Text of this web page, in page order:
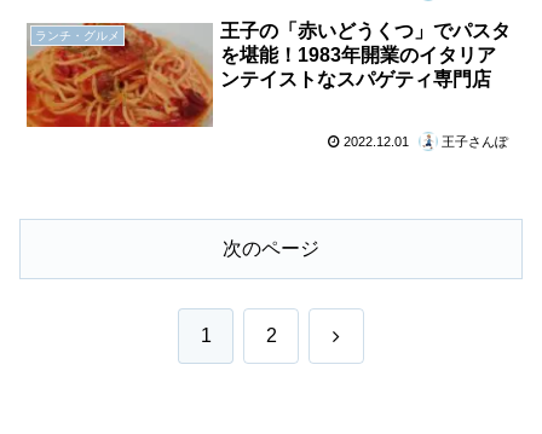
ランチ・グルメ
王子の「赤いどうくつ」でパスタ
を堪能！1983年開業のイタリア
ンテイストなスパゲティ専門店
2022.12.01 王子さんぽ
次のページ
1 2 次